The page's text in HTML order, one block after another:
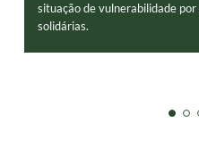
situação de vulnerabilidade
solidárias.